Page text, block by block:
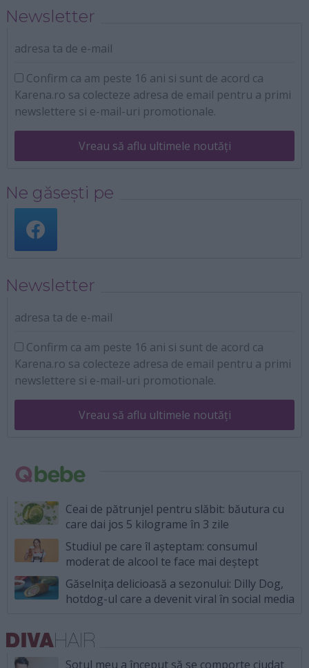
Newsletter
adresa ta de e-mail
Confirm ca am peste 16 ani si sunt de acord ca
Karena.ro sa colecteze adresa de email pentru a primi
newslettere si e-mail-uri promotionale.
Vreau să aflu ultimele noutăți
Ne găsești pe
Newsletter
adresa ta de e-mail
Confirm ca am peste 16 ani si sunt de acord ca
Karena.ro sa colecteze adresa de email pentru a primi
newslettere si e-mail-uri promotionale.
Vreau să aflu ultimele noutăți
Ceai de pătrunjel pentru slăbit: băutura cu
care dai jos 5 kilograme în 3 zile
Studiul pe care îl așteptam: consumul
moderat de alcool te face mai deștept
Găselnița delicioasă a sezonului: Dilly Dog,
hotdog-ul care a devenit viral în social media
Soțul meu a început să se comporte ciudat